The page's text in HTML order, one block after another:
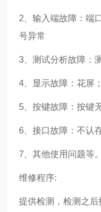
2、输入端故障：端
号异常
3、测试分析故障：
4、显示故障：花屏
5、按键故障：按键
6、接口故障：不认
7、其他使用问题等。
维修程序:
提供检测，检测之后